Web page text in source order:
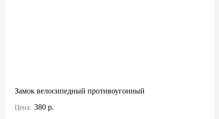
Замок велосипедный противоугонный
Цена: 380 р.